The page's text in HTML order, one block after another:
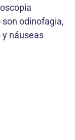
odinofagia,
náuseas